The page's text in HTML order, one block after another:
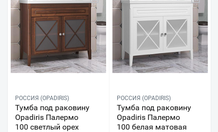
РОССИЯ (OPADIRIS)
Тумба под раковину
Opadiris Палермо
100 светлый орех
РОССИЯ (OPADIRIS)
Тумба под раковину
Opadiris Палермо
100 белая матовая